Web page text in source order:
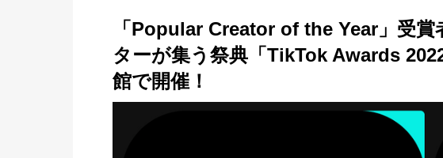
「Popular Creator of the Year」受
ターが集う祭典「TikTok Awards
館で開催！